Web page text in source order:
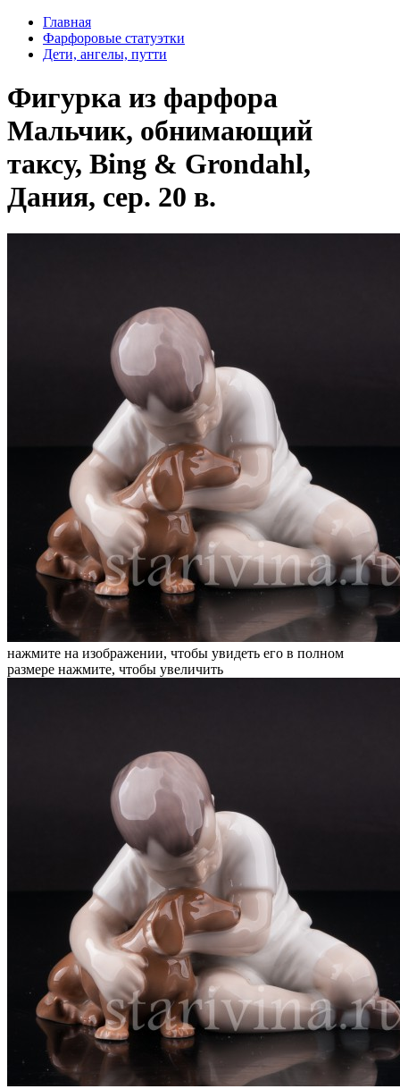
Главная
Фарфоровые статуэтки
Дети, ангелы, путти
Фигурка из фарфора
Мальчик, обнимающий
таксу, Bing & Grondahl,
Дания, сер. 20 в.
нажмите на изображении, чтобы увидеть его в полном
размере нажмите, чтобы увеличить